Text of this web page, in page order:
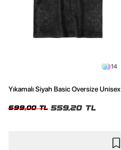
14
Yıkamalı Siyah Basic Oversize Unisex
699,00 TL 559,20 TL